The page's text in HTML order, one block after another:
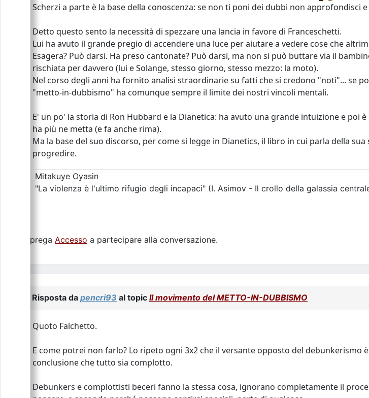
Scherzi a parte è la base della conoscenza: se non ti poni dei dubbi non approfondisci
Detto questo sento la necessità di spezzare una lancia in favore di Franceschetti.
Lui ha avuto il grande pregio di accendere una luce per aiutare a vedere cose che
Esagera? Può darsi. Ha preso cantonate? Può darsi, ma non si può buttare via il
rischiata per davvero (lui e Solange, stesso giorno, stesso mezzo: la moto).
Nel corso degli anni ha fornito analisi straordinarie su fatti che si credono "noti"... se
"metto-in-dubbismo" ha comunque sempre il limite dei nostri vincoli mentali.
E' un po' la storia di Ron Hubbard e la Dianetica: ha avuto una grande intuizione e
ha più ne metta (e fa anche rima).
Ma la base del suo discorso, per come si legge in Dianetics, il libro in cui parla della
progredire.
Mitakuye Oyasin
"La violenza è l'ultimo rifugio degli incapaci" (I. Asimov - Il crollo della galassia
Si prega Accesso a partecipare alla conversazione.
Risposta da pencri93 al topic Il movimento del METTO-IN-DUBBISMO
Quoto Falchetto.
E come potrei non farlo? Lo ripeto ogni 3x2 che il versante opposto del
conclusione che tutto sia complotto.
Debunkers e complottisti beceri fanno la stessa cosa, ignorano completamente il